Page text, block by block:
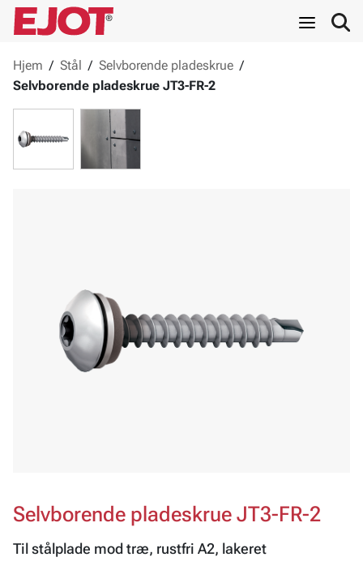
Hjem / Stål / Selvborende pladeskrue /
Selvborende pladeskrue JT3-FR-2
Selvborende pladeskrue JT3-FR-2
Til stålplade mod træ, rustfri A2, lakeret